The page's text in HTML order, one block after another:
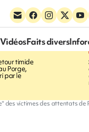
VidéosFaits divers
timide
Porge,
par le
des victimes des attentats de